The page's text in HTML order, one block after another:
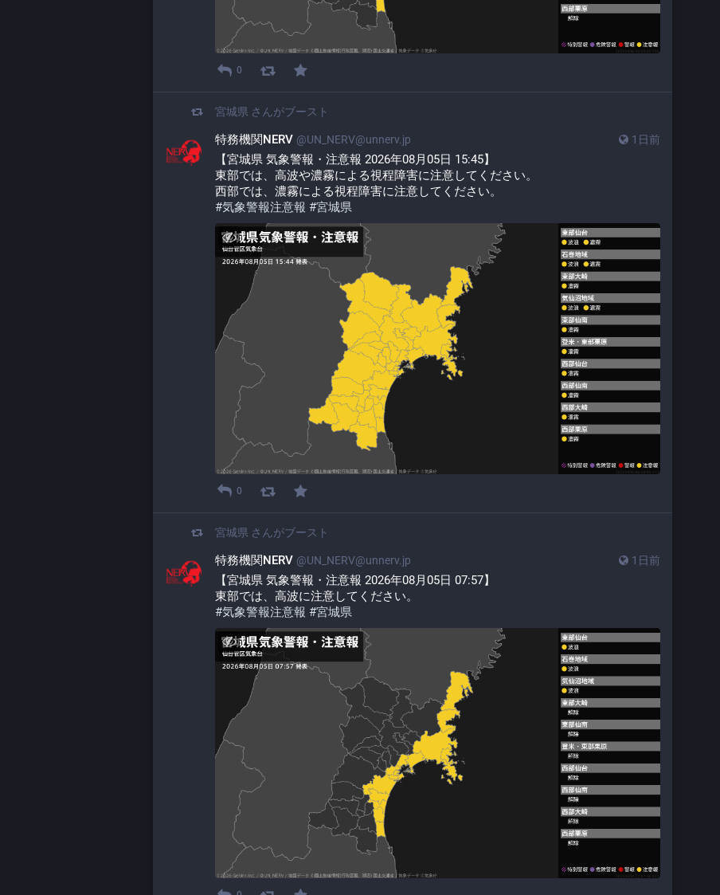
0
宮城県 さんがブースト
1日前
特務機関NERV @UN_NERV@unnerv.jp
【宮城県 気象警報・注意報 2026年08月05日 15:45】
東部では、高波や濃霧による視程障害に注意してください。
西部では、濃霧による視程障害に注意してください。
#気象警報注意報 #宮城県
0
宮城県 さんがブースト
1日前
特務機関NERV @UN_NERV@unnerv.jp
【宮城県 気象警報・注意報 2026年08月05日 07:57】
東部では、高波に注意してください。
#気象警報注意報 #宮城県